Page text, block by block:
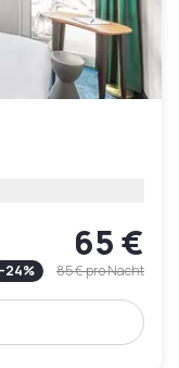
65 €
-24% 85 €pro Nacht